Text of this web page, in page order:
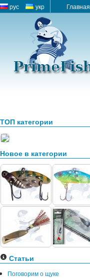
рус укр Главная
ТОП категории
Новое в категории
Статьи
Поговорим о щуке